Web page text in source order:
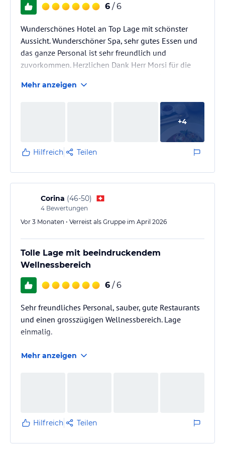
6 / 6
Wunderschönes Hotel an Top Lage mit schönster
Aussicht. Wunderschöner Spa, sehr gutes Essen und
das ganze Personal ist sehr freundlich und
zuvorkommen. Herzlichen Dank Herr Morsi für die
Mehr anzeigen
+4
Hilfreich Teilen
Corina (46-50)
4 Bewertungen
Vor 3 Monaten • Verreist als Gruppe im April 2026
Tolle Lage mit beeindruckendem
Wellnessbereich
6 / 6
Sehr freundliches Personal, sauber, gute Restaurants
und einen grosszügigen Wellnessbereich. Lage
einmalig.
Mehr anzeigen
Hilfreich Teilen